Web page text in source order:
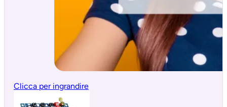
Clicca per ingrandire